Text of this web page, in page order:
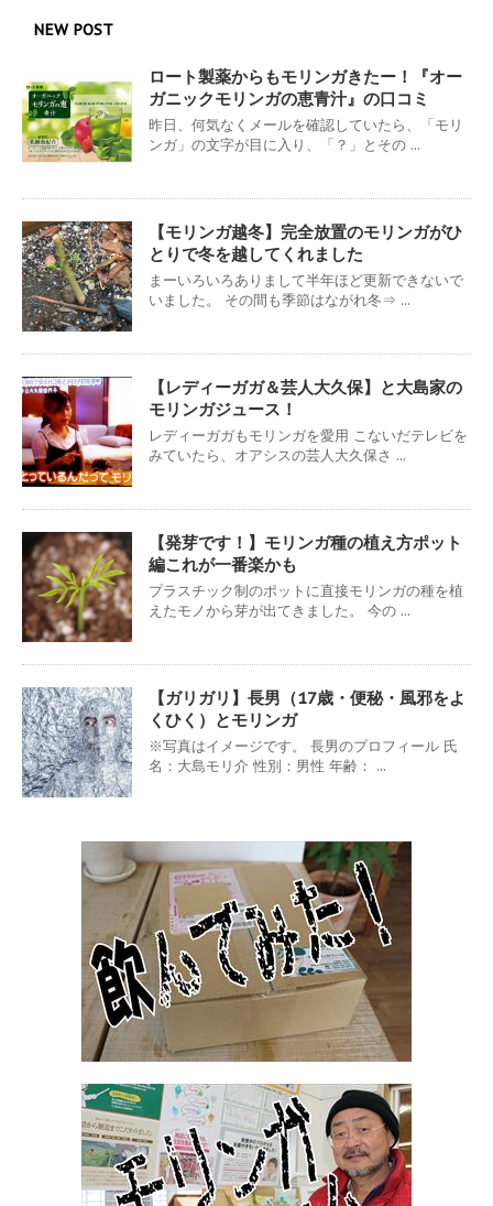
NEW POST
ロート製薬からもモリンガきたー！『オー
ガニックモリンガの恵青汁』の口コミ
昨日、何気なくメールを確認していたら、「モリ
ンガ」の文字が目に入り、「？」とその ...
【モリンガ越冬】完全放置のモリンガがひ
とりで冬を越してくれました
まーいろいろありまして半年ほど更新できないで
いました。 その間も季節はながれ冬⇒ ...
【レディーガガ＆芸人大久保】と大島家の
モリンガジュース！
レディーガガもモリンガを愛用 こないだテレビを
みていたら、オアシスの芸人大久保さ ...
【発芽です！】モリンガ種の植え方ポット
編これが一番楽かも
プラスチック制のポットに直接モリンガの種を植
えたモノから芽が出てきました。 今の ...
【ガリガリ】長男（17歳・便秘・風邪をよ
くひく）とモリンガ
※写真はイメージです。 長男のプロフィール 氏
名：大島モリ介 性別：男性 年齢： ...